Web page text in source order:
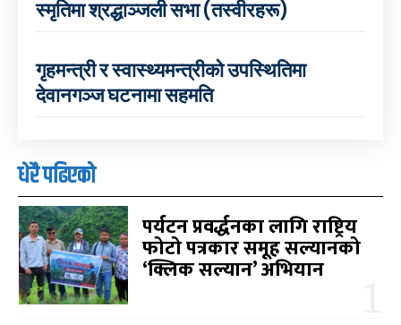
स्मृतिमा श्रद्धाञ्जली सभा (तस्वीरहरू)
गृहमन्त्री र स्वास्थ्यमन्त्रीको उपस्थितिमा
देवानगञ्ज घटनामा सहमति
धेरै पढिएको
पर्यटन प्रवर्द्धनका लागि राष्ट्रिय
फोटो पत्रकार समूह सल्यानको
‘क्लिक सल्यान’ अभियान